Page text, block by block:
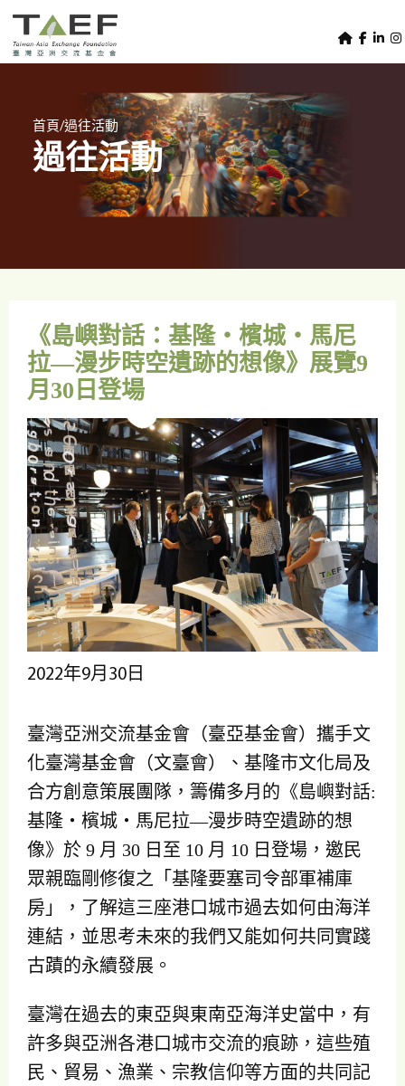
Skip to main content
TAEF
s
e
n
首頁/過往活動
過往活動
《島嶼對話：基隆‧檳城‧馬尼
拉—漫步時空遺跡的想像》展覽9
月30日登場
2022年9月30日
臺灣亞洲交流基金會（臺亞基金會）攜手文
化臺灣基金會（文臺會）、基隆市文化局及
合方創意策展團隊，籌備多月的《島嶼對話:
基隆‧檳城‧馬尼拉—漫步時空遺跡的想
像》於 9 月 30 日至 10 月 10 日登場，邀民
眾親臨剛修復之「基隆要塞司令部軍補庫
房」，了解這三座港口城市過去如何由海洋
連結，並思考未來的我們又能如何共同實踐
古蹟的永續發展。
臺灣在過去的東亞與東南亞海洋史當中，有
許多與亞洲各港口城市交流的痕跡，這些殖
民、貿易、漁業、宗教信仰等方面的共同記